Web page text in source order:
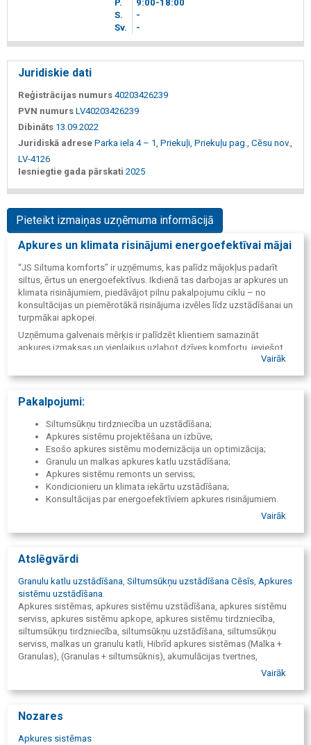
P. 9 00-18 00
S.
-
Sv.
-
Juridiskie dati
Reģistrācijas numurs 40203426239
PVN numurs LV40203426239
Dibināts 13.09.2022
Juridiskā adrese Parka iela 4 – 1, Priekuļi, Priekuļu pag., Cēsu nov.,
LV-4126
Iesniegtie gada pārskati 2025
Pieteikt izmaiņas uzņēmuma informācijā
Apkures un klimata risinājumi energoefektīvai mājai
“JS Siltuma komforts” ir uzņēmums, kas palīdz mājokļus padarīt
siltus, ērtus un energoefektīvus. Ikdienā tas darbojas ar apkures un
klimata risinājumiem, piedāvājot pilnu pakalpojumu ciklu – no
konsultācijas un piemērotākā risinājuma izvēles līdz uzstādīšanai un
turpmākai apkopei.
Uzņēmuma galvenais mērķis ir palīdzēt klientiem samazināt
apkures izmaksas un vienlaikus uzlabot dzīves komfortu, ieviešot
Vairāk
Pakalpojumi:
Siltumsūkņu tirdzniecība un uzstādīšana;
Apkures sistēmu projektēšana un izbūve;
Esošo apkures sistēmu modernizācija un optimizācija;
Granulu un malkas apkures katlu uzstādīšana;
Apkures sistēmu remonts un serviss;
Kondicionieru un klimata iekārtu uzstādīšana;
Konsultācijas par energoefektīviem apkures risinājumiem.
Vairāk
Atslēgvārdi
Granulu katlu uzstādīšana, Siltumsūkņu uzstādīšana Cēsīs, Apkures
sistēmu uzstādīšana.
Apkures sistēmas, apkures sistēmu uzstādīšana, apkures sistēmu
serviss, apkures sistēmu apkope, apkures sistēmu tirdzniecība,
siltumsūkņu tirdzniecība, siltumsūkņu uzstādīšana, siltumsūkņu
serviss, malkas un granulu katli, Hibrīd apkures sistēmas (Malka +
Granulas), (Granulas + siltumsūknis), akumulācijas tvertnes,
Siltumsūkņi no ražotājiem Nordis, Daikin, Midea, Santeniskie darbi,
uzstādīšana, santehnikas remonts, pilna cikla santehniskie darbi,
Vairāk
Nozares
Apkures sistēmas